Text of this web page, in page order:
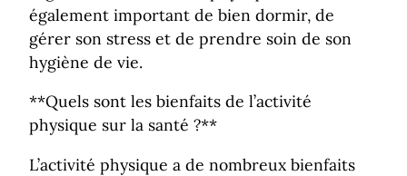
également important de bien dormir, de
gérer son stress et de prendre soin de son
hygiène de vie.
**Quels sont les bienfaits de l’activité
physique sur la santé ?**
L’activité physique a de nombreux bienfaits